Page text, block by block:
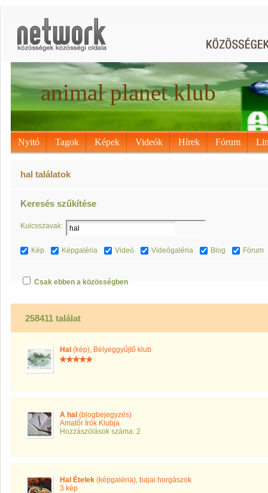
animal planet klub
Nyitó Tagok Képek Videók Hírek Fórum
hal találatok
Keresés szűkítése
Kulcsszavak:
Kép Képgaléria Videó Videógaléria Blog Fórum
Csak ebben a közösségben
258411 találat
Hal (kép), Bélyeggyűjtő klub
A hal (blogbejegyzés)
Amatőr Írók Klubja
Hozzászólások száma: 2
Hal Ételek (képgaléria), bajai horgászok
3 kép